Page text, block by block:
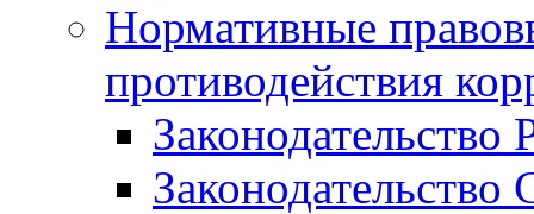
Нормативные
противодействия
Законодательство